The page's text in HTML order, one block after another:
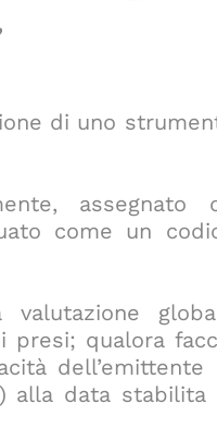
di uno
assegnato
come un
qualora
dell’emittente
alla data stabilita